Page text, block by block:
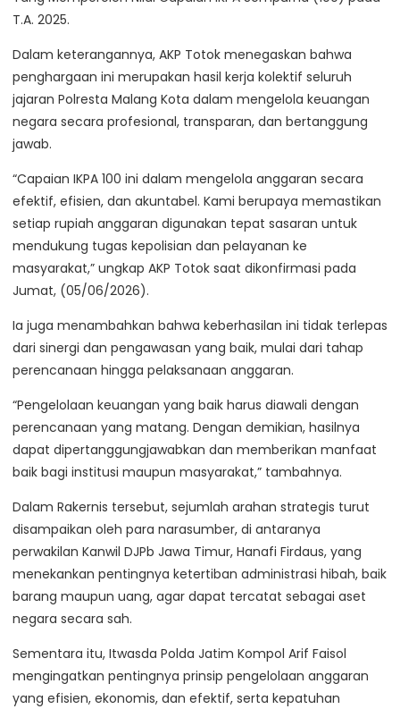
T.A. 2025.
Dalam keterangannya, AKP Totok menegaskan bahwa
penghargaan ini merupakan hasil kerja kolektif seluruh
jajaran Polresta Malang Kota dalam mengelola keuangan
negara secara profesional, transparan, dan bertanggung
jawab.
“Capaian IKPA 100 ini dalam mengelola anggaran secara
efektif, efisien, dan akuntabel. Kami berupaya memastikan
setiap rupiah anggaran digunakan tepat sasaran untuk
mendukung tugas kepolisian dan pelayanan ke
masyarakat,” ungkap AKP Totok saat dikonfirmasi pada
Jumat, (05/06/2026).
Ia juga menambahkan bahwa keberhasilan ini tidak terlepas
dari sinergi dan pengawasan yang baik, mulai dari tahap
perencanaan hingga pelaksanaan anggaran.
“Pengelolaan keuangan yang baik harus diawali dengan
perencanaan yang matang. Dengan demikian, hasilnya
dapat dipertanggungjawabkan dan memberikan manfaat
baik bagi institusi maupun masyarakat,” tambahnya.
Dalam Rakernis tersebut, sejumlah arahan strategis turut
disampaikan oleh para narasumber, di antaranya
perwakilan Kanwil DJPb Jawa Timur, Hanafi Firdaus, yang
menekankan pentingnya ketertiban administrasi hibah, baik
barang maupun uang, agar dapat tercatat sebagai aset
negara secara sah.
Sementara itu, Itwasda Polda Jatim Kompol Arif Faisol
mengingatkan pentingnya prinsip pengelolaan anggaran
yang efisien, ekonomis, dan efektif, serta kepatuhan